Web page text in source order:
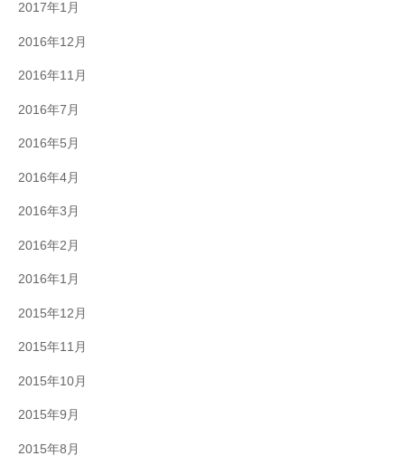
2017年1月
2016年12月
2016年11月
2016年7月
2016年5月
2016年4月
2016年3月
2016年2月
2016年1月
2015年12月
2015年11月
2015年10月
2015年9月
2015年8月